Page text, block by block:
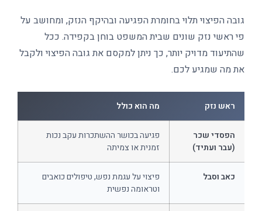
גובה הפיצוי תלוי בחומרת הפגיעה ובהיקף הנזק, ומחושב על
פי ראשי נזק שונים שבית המשפט בוחן בקפידה. ככל
שהתיעוד מדויק יותר, כך ניתן למקסם את גובה הפיצוי ולקבל
את מה שמגיע לכם.
ראש נזק מה הוא כולל
הפסדי שכר
(עבר ועתיד)
פגיעה בכושר ההשתכרות עקב נכות
זמנית או צמיתה
כאב וסבל
פיצוי על עגמת נפש, טיפולים כואבים
וטראומה נפשית